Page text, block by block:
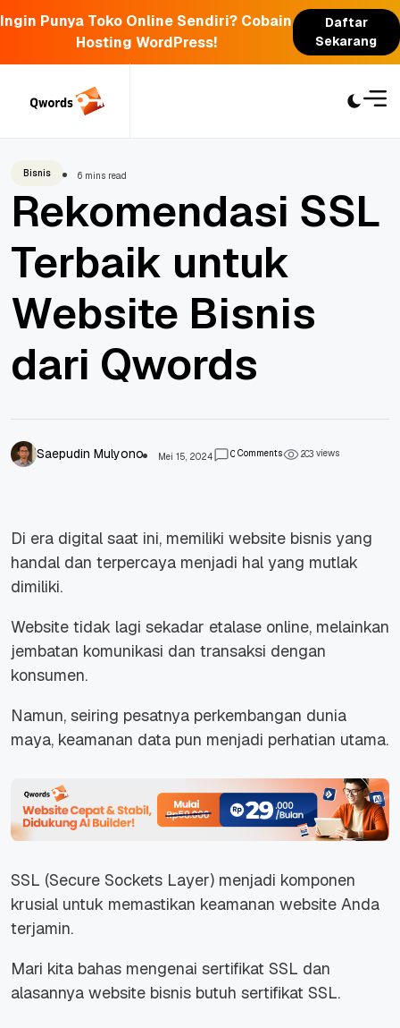
Ingin Punya Toko Online Sendiri? Cobain
Hosting WordPress!
Daftar
Sekarang
Bisnis 6 mins read
Rekomendasi SSL
Terbaik untuk
Website Bisnis
dari Qwords
Saepudin Mulyono Mei 15, 2024 0Comments 203views
Di era digital saat ini, memiliki website bisnis yang
handal dan terpercaya menjadi hal yang mutlak
dimiliki.
Website tidak lagi sekadar etalase online, melainkan
jembatan komunikasi dan transaksi dengan
konsumen.
Namun, seiring pesatnya perkembangan dunia
maya, keamanan data pun menjadi perhatian utama.
SSL (Secure Sockets Layer) menjadi komponen
krusial untuk memastikan keamanan website Anda
terjamin.
Mari kita bahas mengenai sertifikat SSL dan
alasannya website bisnis butuh sertifikat SSL.